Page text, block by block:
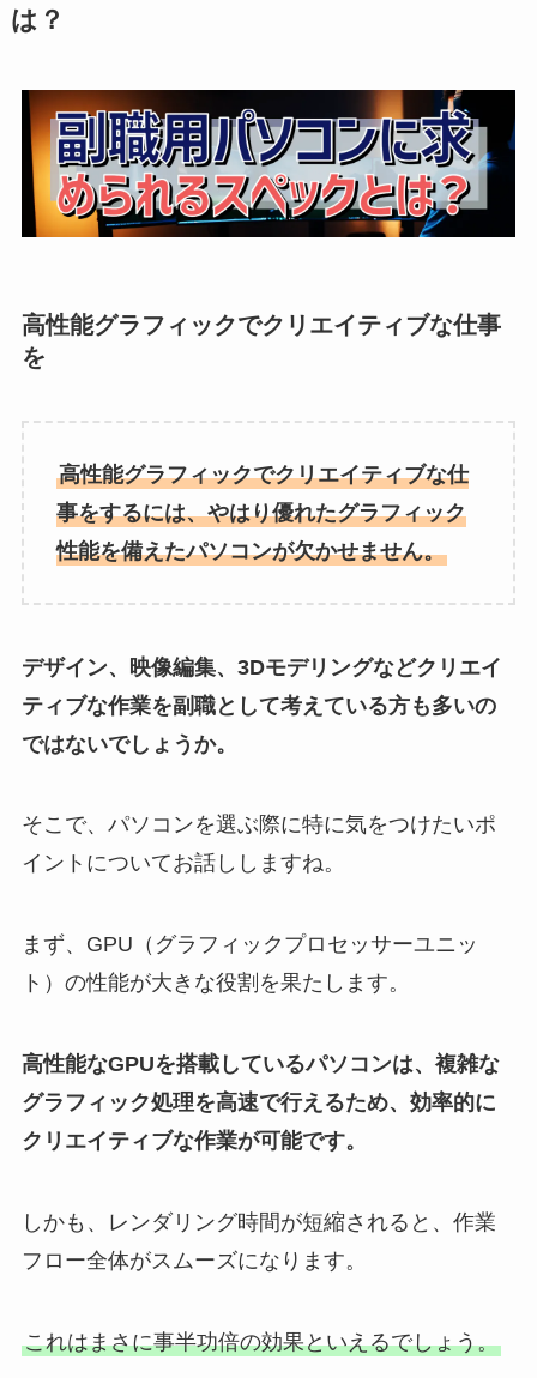
は？
高性能グラフィックでクリエイティブな仕事
を
高性能グラフィックでクリエイティブな仕
事をするには、やはり優れたグラフィック
性能を備えたパソコンが欠かせません。
デザイン、映像編集、3Dモデリングなどクリエイ
ティブな作業を副職として考えている方も多いの
ではないでしょうか。
そこで、パソコンを選ぶ際に特に気をつけたいポ
イントについてお話ししますね。
まず、GPU（グラフィックプロセッサーユニッ
ト）の性能が大きな役割を果たします。
高性能なGPUを搭載しているパソコンは、複雑な
グラフィック処理を高速で行えるため、効率的に
クリエイティブな作業が可能です。
しかも、レンダリング時間が短縮されると、作業
フロー全体がスムーズになります。
これはまさに事半功倍の効果といえるでしょう。